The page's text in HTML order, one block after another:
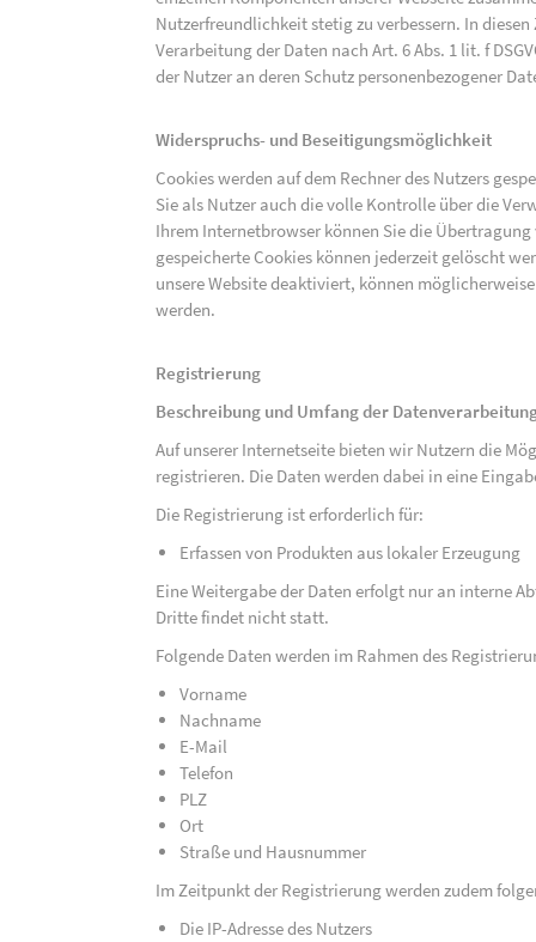
Nutzerfreundlichkeit stetig zu verbessern. In
Verarbeitung der Daten nach Art. 6 Abs. 1 lit. f
der Nutzer an deren Schutz personenbezogener
Widerspruchs- und Beseitigungsmöglichkeit
Cookies werden auf dem Rechner des Nutzers
Sie als Nutzer auch die volle Kontrolle über die
Ihrem Internetbrowser können Sie die
gespeicherte Cookies können jederzeit gelöscht
unsere Website deaktiviert, können
werden.
Registrierung
Beschreibung und Umfang der
Auf unserer Internetseite bieten wir Nutzern die
registrieren. Die Daten werden dabei in eine
Die Registrierung ist erforderlich für:
Erfassen von Produkten aus lokaler Erzeugung
Eine Weitergabe der Daten erfolgt nur an interne
Dritte findet nicht statt.
Folgende Daten werden im Rahmen des
Vorname
Nachname
E-Mail
Telefon
PLZ
Ort
Straße und Hausnummer
Im Zeitpunkt der Registrierung werden zudem
Die IP-Adresse des Nutzers